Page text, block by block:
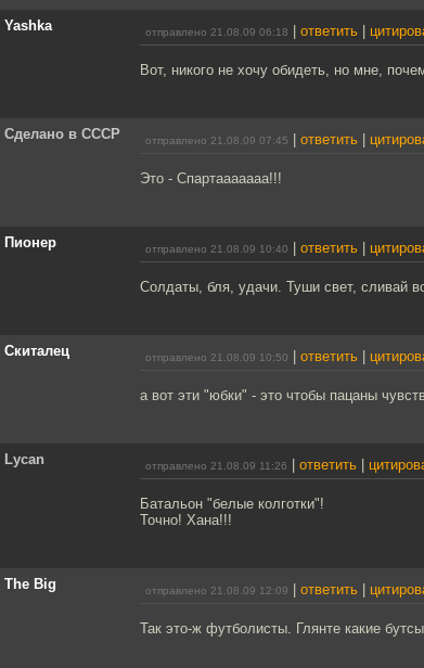
Yashka отправлено 21.08.09 06:18 ответить
Вот, никого не хочу обидеть, но мне,
Сделано в СССР отправлено 21.08.09 07:45 ответить
Это - Спартааааааа!!!
Пионер отправлено 21.08.09 10:40 ответить
Солдаты, бля, удачи. Туши свет, сливай
Скиталец отправлено 21.08.09 10:50 ответить
а вот эти "юбки" - это чтобы пацаны
Lycan отправлено 21.08.09 11:26 ответить
Батальон "белые колготки"!
Точно! Хана!!!
The Big отправлено 21.08.09 12:09 ответить
Так это-ж футболисты. Глянте какие